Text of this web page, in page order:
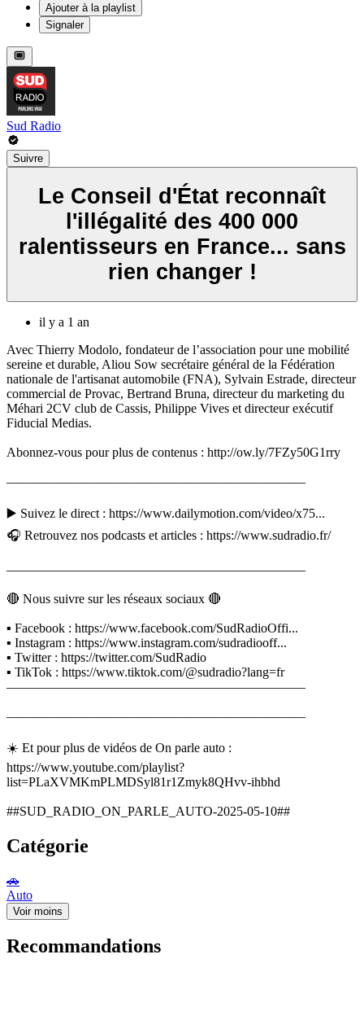
Ajouter à la playlist
Signaler
Sud Radio
Suivre
Le Conseil d'État reconnaît
l'illégalité des 400 000
ralentisseurs en France... sans
rien changer !
il y a 1 an
Avec Thierry Modolo, fondateur de l’association pour une mobilité
sereine et durable, Aliou Sow secrétaire général de la Fédération
nationale de l'artisanat automobile (FNA), Sylvain Estrade, directeur
commercial de Provac, Bertrand Bruna, directeur du marketing du
Méhari 2CV club de Cassis, Philippe Vives et directeur exécutif
Fiducial Medias.
Abonnez-vous pour plus de contenus : http://ow.ly/7FZy50G1rry
———————————————————————
▶️ Suivez le direct : https://www.dailymotion.com/video/x75...
🎧 Retrouvez nos podcasts et articles : https://www.sudradio.fr/
———————————————————————
🔴 Nous suivre sur les réseaux sociaux 🔴
▪️ Facebook : https://www.facebook.com/SudRadioOffi...
▪️ Instagram : https://www.instagram.com/sudradiooff...
▪️ Twitter : https://twitter.com/SudRadio
▪️ TikTok : https://www.tiktok.com/@sudradio?lang=fr
———————————————————————
———————————————————————
☀️ Et pour plus de vidéos de On parle auto :
https://www.youtube.com/playlist?
list=PLaXVMKmPLMDSyl81r1Zmyk8QHvv-ihbhd
##SUD_RADIO_ON_PARLE_AUTO-2025-05-10##
Catégorie
🚗
Auto
Voir moins
Recommandations